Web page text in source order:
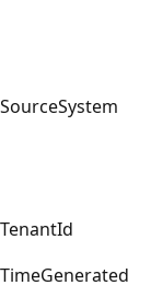
SourceSystem
TenantId
TimeGenerated